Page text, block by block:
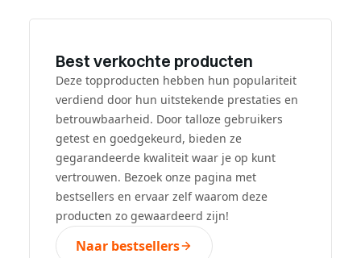
Best verkochte producten
Deze topproducten hebben hun populariteit
verdiend door hun uitstekende prestaties en
betrouwbaarheid. Door talloze gebruikers
getest en goedgekeurd, bieden ze
gegarandeerde kwaliteit waar je op kunt
vertrouwen. Bezoek onze pagina met
bestsellers en ervaar zelf waarom deze
producten zo gewaardeerd zijn!
Naar bestsellers